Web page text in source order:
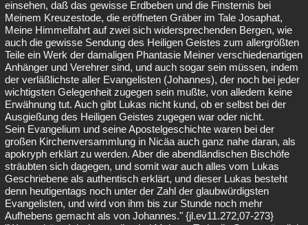
einsehen, daß das gewisse Erdbeben und die Finsternis bei
Meinem Kreuzestode, die eröffneten Gräber im Tale Josaphat,
Meine Himmelfahrt auf zwei sich widersprechenden Bergen, wie
auch die gewisse Sendung des Heiligen Geistes zum allergrößten
Teile ein Werk der damaligen Phantasie Meiner verschiedenartigen
Anhänger und Verehrer sind, und auch sogar sein müssen, indem
der verläßlichste aller Evangelisten (Johannes), der noch bei jeder
wichtigsten Gelegenheit zugegen sein mußte, von alledem keine
Erwähnung tut. Auch gibt Lukas nicht kund, ob er selbst bei der
Ausgießung des Heiligen Geistes zugegen war oder nicht.
Sein Evangelium und seine Apostelgeschichte waren bei der
großen Kirchenversammlung in Nicäa auch ganz nahe daran, als
apokryph erklärt zu werden. Aber die abendländischen Bischöfe
sträubten sich dagegen, und somit war auch alles vom Lukas
Geschriebene als authentisch erklärt, und dieser Lukas besteht
denn heutigentags noch unter der Zahl der glaubwürdigsten
Evangelisten, und wird von ihm bis zur Stunde noch mehr
Aufhebens gemacht als von Johannes." {jl.ev11.272,07-273}